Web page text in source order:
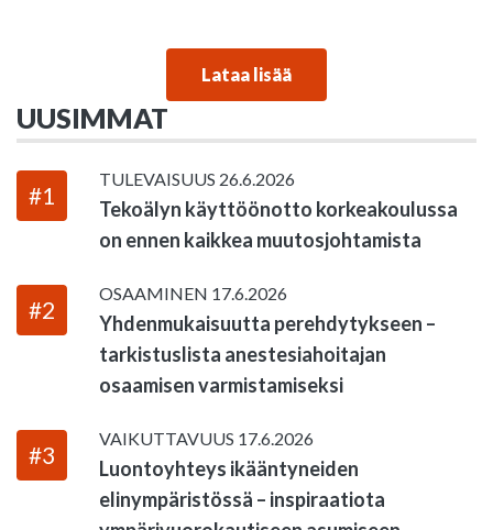
Lataa lisää
UUSIMMAT
#1
TULEVAISUUS 26.6.2026
Tekoälyn käyttöönotto korkeakoulussa
on ennen kaikkea muutosjohtamista
#2
OSAAMINEN 17.6.2026
Yhdenmukaisuutta perehdytykseen –
tarkistuslista anestesiahoitajan
osaamisen varmistamiseksi
#3
VAIKUTTAVUUS 17.6.2026
Luontoyhteys ikääntyneiden
elinympäristössä – inspiraatiota